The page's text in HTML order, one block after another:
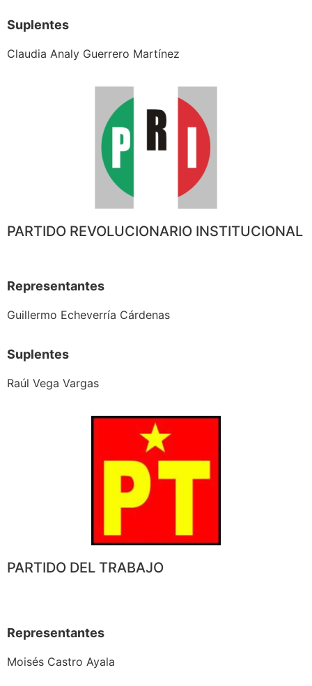
Suplentes
Claudia Analy Guerrero Martínez
PARTIDO REVOLUCIONARIO INSTITUCIONAL
Representantes
Guillermo Echeverría Cárdenas
Suplentes
Raúl Vega Vargas
PARTIDO DEL TRABAJO
Representantes
Moisés Castro Ayala